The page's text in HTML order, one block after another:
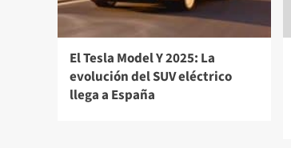
El Tesla Model Y 2025: La
evolución del SUV eléctrico
llega a España